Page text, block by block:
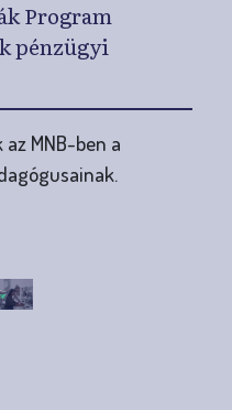
Program
pénzügyi
MNB-ben a